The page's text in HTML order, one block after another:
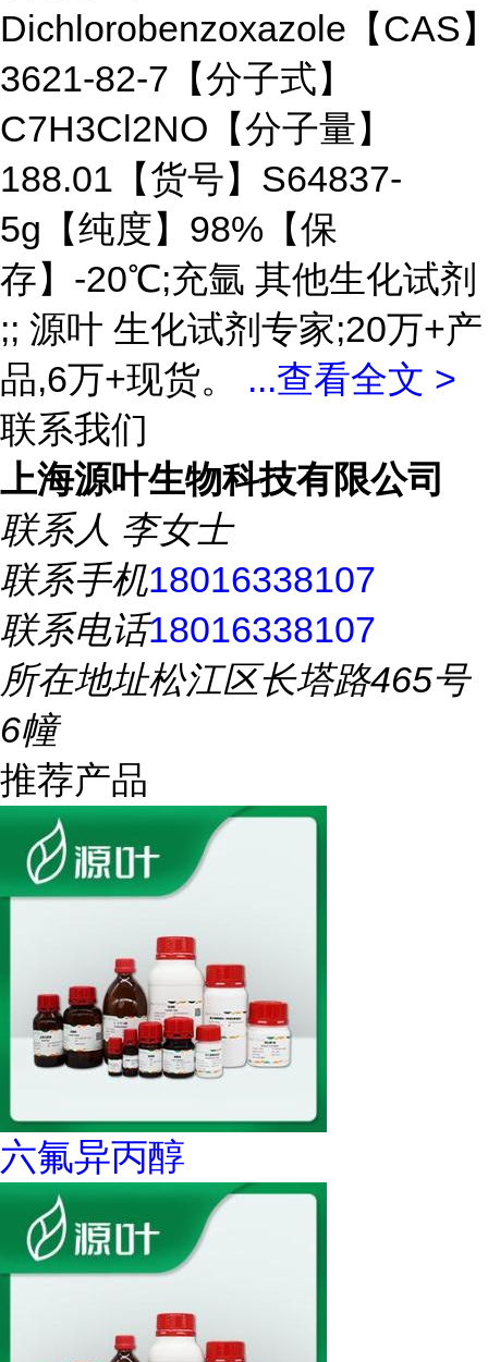
Dichlorobenzoxazole【CAS
3621-82-7【分子式】
C7H3Cl2NO【分子量】
188.01【货号】S64837-
5g【纯度】98%【保
存】-20℃;充氩 其他生化试剂
;; 源叶 生化试剂专家;20万+产
品,6万+现货。 ...查看全文 >
联系我们
上海源叶生物科技有限公司
联系人 李女士
联系手机18016338107
联系电话18016338107
所在地址松江区长塔路465号
6幢
推荐产品
六氟异丙醇